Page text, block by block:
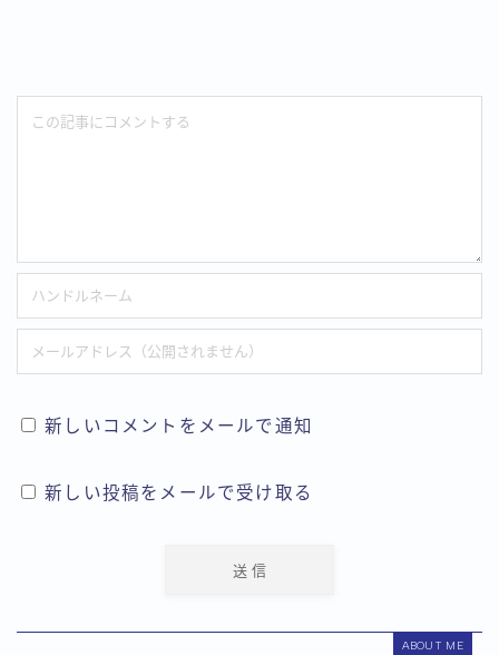
新しいコメントをメールで通知
新しい投稿をメールで受け取る
ABOUT ME